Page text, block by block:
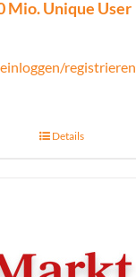
Mio. Unique User
registrieren
Details